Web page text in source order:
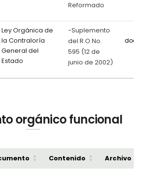
Reformado
Ley Orgánica de
la Contraloría
General del
Estado
-Suplemento
del R.O No.
595 (12 de
junio de 2002)
orgánico funcional
Contenido Archivo